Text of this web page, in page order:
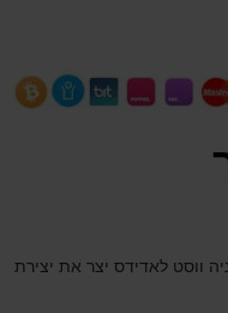
ווסט לאדידס יצר את יצירת